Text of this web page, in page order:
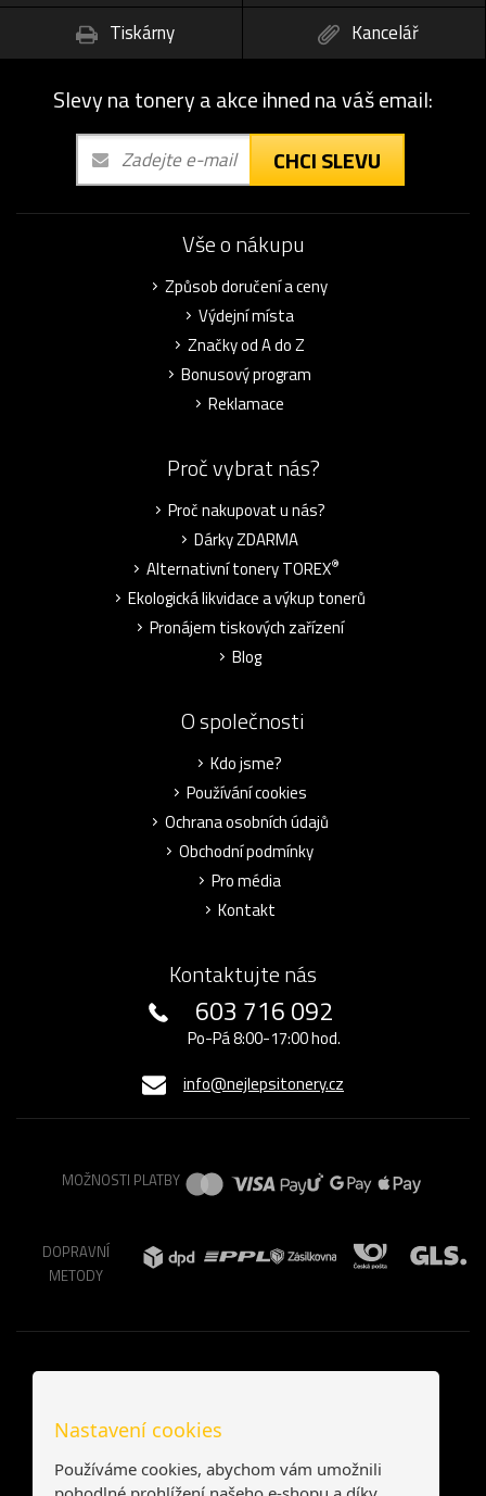
Tiskárny
Kancelář
Slevy na tonery a akce ihned na váš email:
CHCI SLEVU
Vše o nákupu
Způsob doručení a ceny
Výdejní místa
Značky od A do Z
Bonusový program
Reklamace
Proč vybrat nás?
Proč nakupovat u nás?
Dárky ZDARMA
Alternativní tonery TOREX®
Ekologická likvidace a výkup tonerů
Pronájem tiskových zařízení
Blog
O společnosti
Kdo jsme?
Používání cookies
Ochrana osobních údajů
Obchodní podmínky
Pro média
Kontakt
Kontaktujte nás
603 716 092
Po-Pá 8:00-17:00 hod.
info@nejlepsitonery.cz
MOŽNOSTI PLATBY
DOPRAVNÍ
METODY
Nastavení cookies
Používáme cookies, abychom vám umožnili